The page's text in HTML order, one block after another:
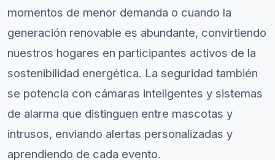
momentos de menor demanda o cuando la
generación renovable es abundante, convirtiendo
nuestros hogares en participantes activos de la
sostenibilidad energética. La seguridad también
se potencia con cámaras inteligentes y sistemas
de alarma que distinguen entre mascotas y
intrusos, enviando alertas personalizadas y
aprendiendo de cada evento.